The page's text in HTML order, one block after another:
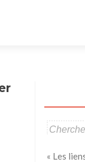
Search
« Les